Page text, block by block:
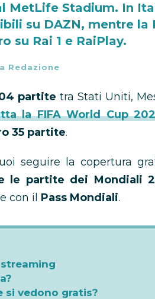
MetLife Stadium. In
su DAZN, mentre la
su Rai 1 e RaiPlay.
Redazione
partite tra Stati Uniti,
la FIFA World Cup
35 partite.
seguire la copertura
le partite dei Mondiali
con il Pass Mondiali.
si vedono gratis?